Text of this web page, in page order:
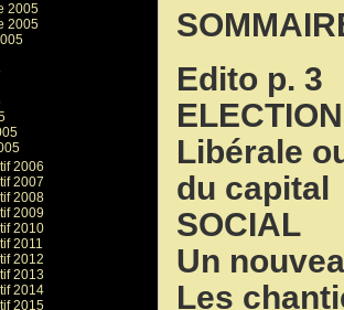
Edito p. 3
Libérale
du capital
SOCIAL
Un
Les
2005
2005
2006
2007
2008
2009
2010
2011
2012
2013
2014
2015